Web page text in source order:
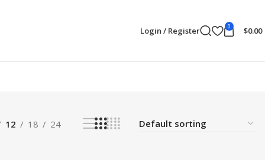
Login / Register 0 $0.00
12 18 24